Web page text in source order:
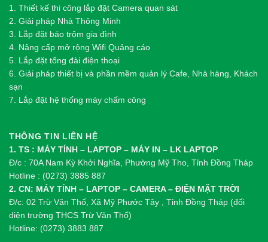
1. Thiết kế thi công lắp đặt Camera quan sát
2. Giải pháp Nhà Thông Minh
3. Lắp đặt báo trộm gia đình
4. Nâng cấp mở rộng Wifi Quảng cáo
5. Lắp đặt tổng đài điện thoại
6. Giải pháp thiết bị và phần mềm quản lý Cafe, Nhà hàng, Khách
sạn
7. Lắp đặt hệ thống máy chấm công
THÔNG TIN LIÊN HỆ
1. TS : MÁY TÍNH – LAPTOP – MÁY IN – LK LAPTOP
Đ/c : 70A Nam Kỳ Khởi Nghĩa, Phường Mỹ Tho, Tỉnh Đồng Tháp
Hotline : (0273) 3885 887
2. CN: MÁY TÍNH – LAPTOP – CAMERA – ĐIỆN MẶT TRỜI
Đ/c: 02 Trừ Văn Thố, Xã Mỹ Phước Tây , Tỉnh Đồng Tháp (đối
diện trường THCS Trừ Văn Thố)
Hotline: (0273) 3883 887